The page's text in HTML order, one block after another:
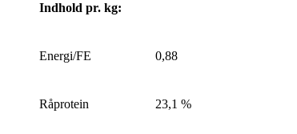
Indhold pr. kg:
Energi/FE 0,88
Råprotein 23,1 %